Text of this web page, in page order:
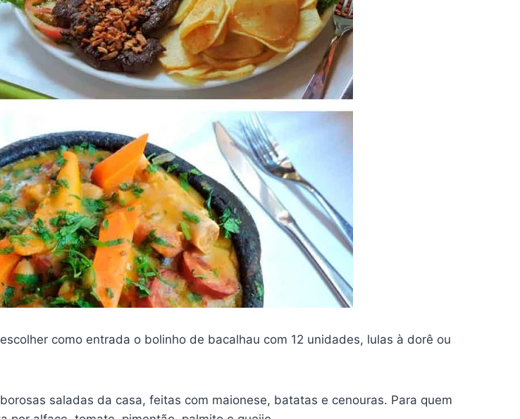
como entrada o bolinho de bacalhau com 12 unidades, lulas à dorê ou
saladas da casa, feitas com maionese, batatas e cenouras. Para quem